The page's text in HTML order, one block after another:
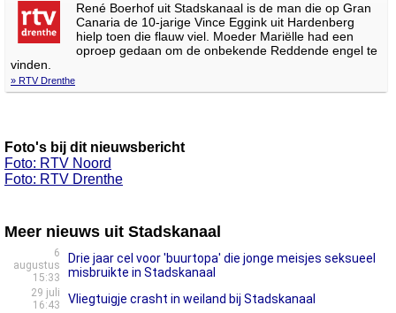
René Boerhof uit Stadskanaal is de man die op Gran
Canaria de 10-jarige Vince Eggink uit Hardenberg
hielp toen die flauw viel. Moeder Mariëlle had een
oproep gedaan om de onbekende Reddende engel te
vinden.
» RTV Drenthe
Foto's bij dit nieuwsbericht
Foto: RTV Noord
Foto: RTV Drenthe
Meer nieuws uit Stadskanaal
6
augustus
15:33
Drie jaar cel voor 'buurtopa' die jonge meisjes seksueel
misbruikte in Stadskanaal
29 juli
16:43
Vliegtuigje crasht in weiland bij Stadskanaal